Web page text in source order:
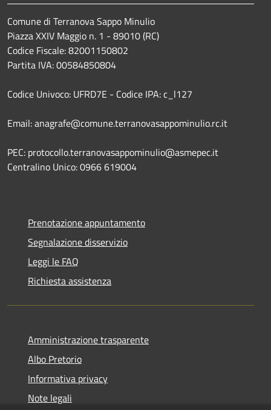
Comune di Terranova Sappo Minulio
Piazza XXIV Maggio n. 1 - 89010 (RC)
Codice Fiscale: 82001150802
Partita IVA: 00584850804
Codice Univoco: UFRD7E - Codice IPA: c_l127
Email: anagrafe@comune.terranovasappominulio.rc.it
PEC: protocollo.terranovasappominulio@asmepec.it
Centralino Unico: 0966 619004
Prenotazione appuntamento
Segnalazione disservizio
Leggi le FAQ
Richiesta assistenza
Amministrazione trasparente
Albo Pretorio
Informativa privacy
Note legali